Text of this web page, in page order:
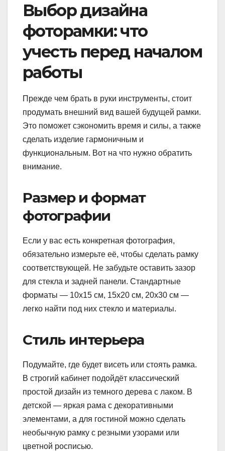
Выбор дизайна
фоторамки: что
учесть перед началом
работы
Прежде чем брать в руки инструменты, стоит
продумать внешний вид вашей будущей рамки.
Это поможет сэкономить время и силы, а также
сделать изделие гармоничным и
функциональным. Вот на что нужно обратить
внимание.
Размер и формат
фотографии
Если у вас есть конкретная фотография,
обязательно измерьте её, чтобы сделать рамку
соответствующей. Не забудьте оставить зазор
для стекла и задней панели. Стандартные
форматы — 10х15 см, 15х20 см, 20х30 см —
легко найти под них стекло и материалы.
Стиль интерьера
Подумайте, где будет висеть или стоять рамка.
В строгий кабинет подойдёт классический
простой дизайн из темного дерева с лаком. В
детской — яркая рама с декоративными
элементами, а для гостиной можно сделать
необычную рамку с резными узорами или
цветной росписью.